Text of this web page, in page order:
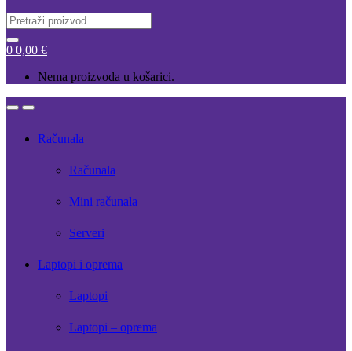
Search
for:
0 0,00 €
Nema proizvoda u košarici.
OpenClose
Računala
Računala
Mini računala
Serveri
Laptopi i oprema
Laptopi
Laptopi – oprema